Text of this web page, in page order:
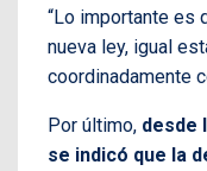
“Lo importante es
nueva ley, igual
coordinadamente
Por último, desde
se indicó que la